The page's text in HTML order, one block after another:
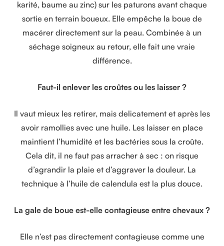
karité, baume au zinc) sur les paturons avant chaque
sortie en terrain boueux. Elle empêche la boue de
macérer directement sur la peau. Combinée à un
séchage soigneux au retour, elle fait une vraie
différence.
Faut-il enlever les croûtes ou les laisser ?
Il vaut mieux les retirer, mais delicatement et après les
avoir ramollies avec une huile. Les laisser en place
maintient l’humidité et les bactéries sous la croûte.
Cela dit, il ne faut pas arracher à sec : on risque
d’agrandir la plaie et d’aggraver la douleur. La
technique à l’huile de calendula est la plus douce.
La gale de boue est-elle contagieuse entre chevaux ?
Elle n’est pas directement contagieuse comme une